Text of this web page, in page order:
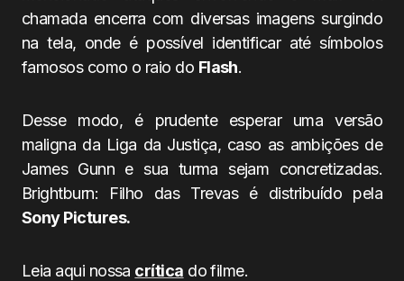
chamada encerra com diversas imagens surgindo
na tela, onde é possível identificar até símbolos
famosos como o raio do Flash.
Desse modo, é prudente esperar uma versão
maligna da Liga da Justiça, caso as ambições de
James Gunn e sua turma sejam concretizadas.
Brightburn: Filho das Trevas é distribuído pela
Sony Pictures.
Leia aqui nossa crítica do filme.